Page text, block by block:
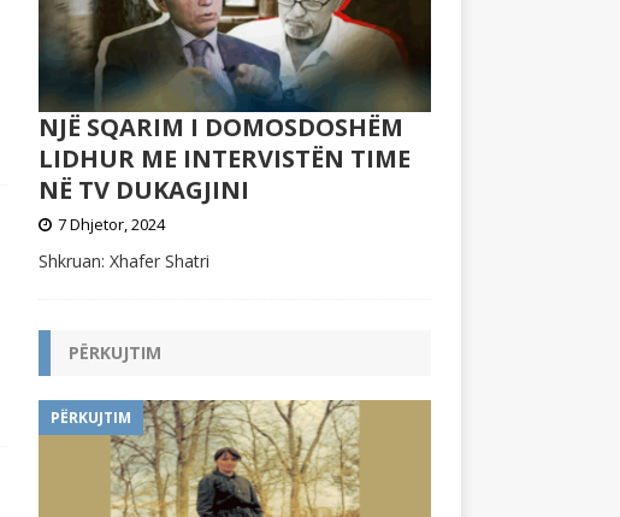
NJË SQARIM I DOMOSDOSHËM
LIDHUR ME INTERVISTËN TIME
NË TV DUKAGJINI
7 Dhjetor, 2024
Shkruan: Xhafer Shatri
PËRKUJTIM
PËRKUJTIM